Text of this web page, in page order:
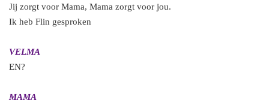
Jij zorgt voor Mama, Mama zorgt voor jou.
Ik heb Flin gesproken
VELMA
EN?
MAMA